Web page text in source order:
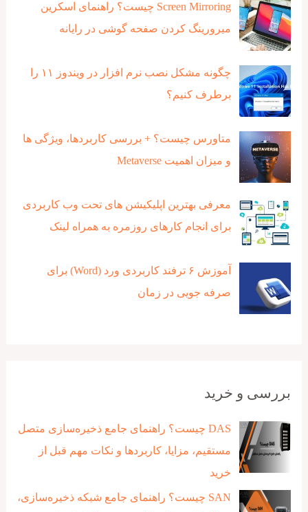
Screen Mirroring چیست؟ راهنمای اسکرین
میرورینگ کردن صفحه گوشی در رایانه
چگونه مشکل نصب نرم افزار در ویندوز ۱۱ را
برطرف کنیم؟
متاورس چیست؟ + بررسی کاربردها، ویژگی ها
و میزان اهمیت Metaverse
معرفی بهترین اپلیکیشن های تحت وب کاربردی
برای انجام کارهای روزمره به همراه لینک
آموزش ۶ ترفند کاربردی ورد (Word) برای
صرفه جویی در زمان
بررسی و خرید
DAS چیست؟ راهنمای جامع ذخیره‌سازی متصل
مستقیم، مزایا، کاربردها و نکات مهم قبل از
خرید
SAN چیست؟ راهنمای جامع شبکه ذخیره‌سازی،